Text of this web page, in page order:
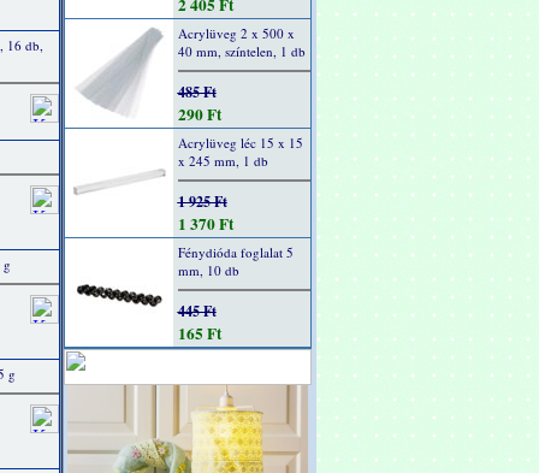
16 db,
g
2 405 Ft
Acrylüveg 2 x 500 x
40 mm, színtelen, 1 db
485 Ft
290 Ft
Acrylüveg léc 15 x 15
x 245 mm, 1 db
1 925 Ft
1 370 Ft
Fénydióda foglalat 5
mm, 10 db
445 Ft
165 Ft